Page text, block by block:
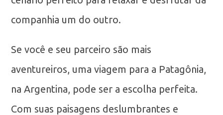
companhia um do outro.
Se você e seu parceiro são mais
aventureiros, uma viagem para a Patagônia,
na Argentina, pode ser a escolha perfeita.
Com suas paisagens deslumbrantes e